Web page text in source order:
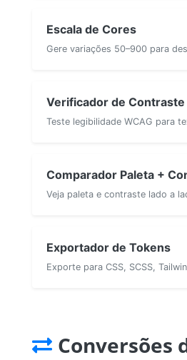
Escala de Cores
Gere variações 50–900 para
Verificador de Contraste
Teste legibilidade WCAG para
Comparador Paleta +
Veja paleta e contraste lado a
Exportador de Tokens
Exporte para CSS, SCSS,
Conversões